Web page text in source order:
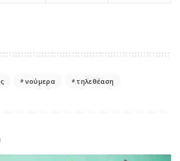
νούμερα τηλεθέαση